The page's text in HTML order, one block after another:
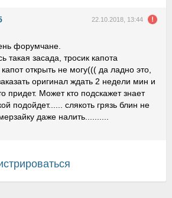
22.10.2018, 13:44
форумчане.
такая засада, тросик капота
открыть не могу((( да ладно это,
оригинал ждать 2 недели мин и
придет. Может кто подскажет знает
подойдет...... слякоть грязь блин не
даже налить..........